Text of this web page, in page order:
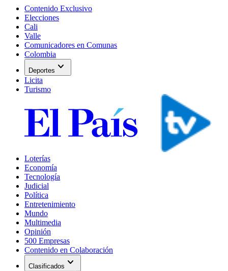
Contenido Exclusivo
Elecciones
Cali
Valle
Comunicadores en Comunas
Colombia
Deportes expand_more
Licita
Turismo
Loterías
Economía
Tecnología
Judicial
Política
Entretenimiento
Mundo
Multimedia
Opinión
500 Empresas
Contenido en Colaboración
Clasificados expand_more